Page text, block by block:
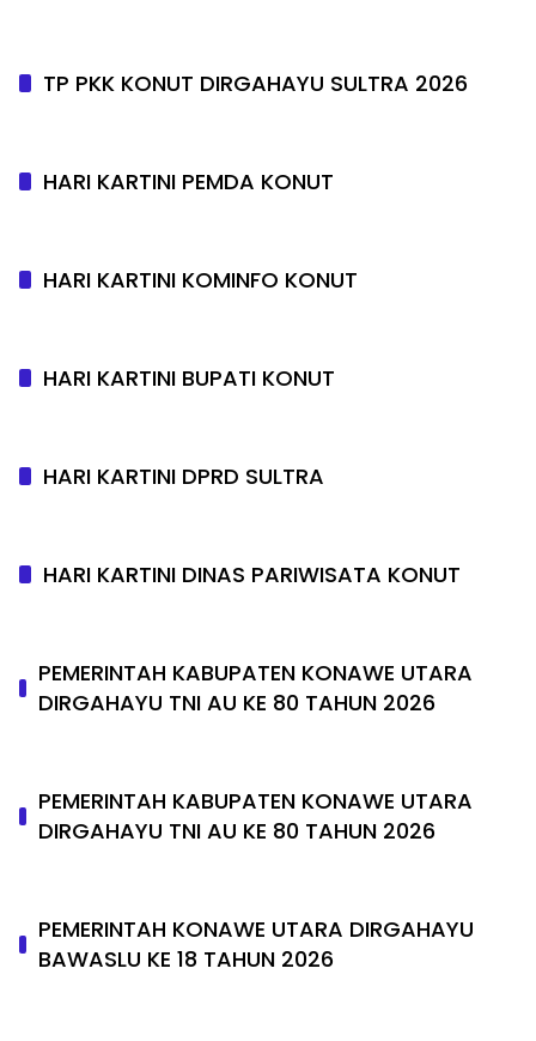
TP PKK KONUT DIRGAHAYU SULTRA 2026
HARI KARTINI PEMDA KONUT
HARI KARTINI KOMINFO KONUT
HARI KARTINI BUPATI KONUT
HARI KARTINI DPRD SULTRA
HARI KARTINI DINAS PARIWISATA KONUT
PEMERINTAH KABUPATEN KONAWE UTARA
DIRGAHAYU TNI AU KE 80 TAHUN 2026
PEMERINTAH KABUPATEN KONAWE UTARA
DIRGAHAYU TNI AU KE 80 TAHUN 2026
PEMERINTAH KONAWE UTARA DIRGAHAYU
BAWASLU KE 18 TAHUN 2026